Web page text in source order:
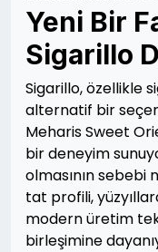
Yeni Bir
Sigarillo
Sigarillo, özellikle
alternatif bir
Meharis Sweet
bir deneyim
olmasının sebebi
tat profili,
modern üretim
birleşimine